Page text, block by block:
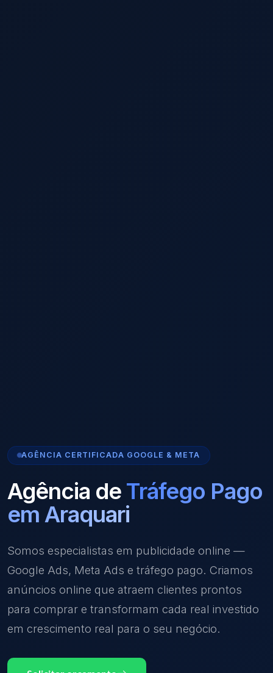
AGÊNCIA CERTIFICADA GOOGLE & META
Agência de Tráfego Pago
em Araquari
Somos especialistas em publicidade online —
Google Ads, Meta Ads e tráfego pago. Criamos
anúncios online que atraem clientes prontos
para comprar e transformam cada real investido
em crescimento real para o seu negócio.